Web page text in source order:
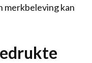
merkbeleving kan